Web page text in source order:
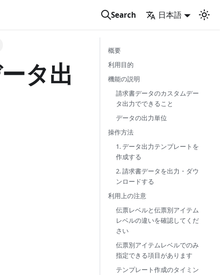
Search 日本語
タ出
概要
利用目的
機能の説明
請求書データのカスタムデー
タ出力でできること
データの出力単位
操作方法
1. データ出力テンプレートを
作成する
2. 請求書データを出力・ダウ
ンロードする
利用上の注意
伝票レベルと伝票別アイテム
レベルの違いを確認してくだ
さい
伝票別アイテムレベルでのみ
指定できる項目があります
テンプレート作成のタイミン